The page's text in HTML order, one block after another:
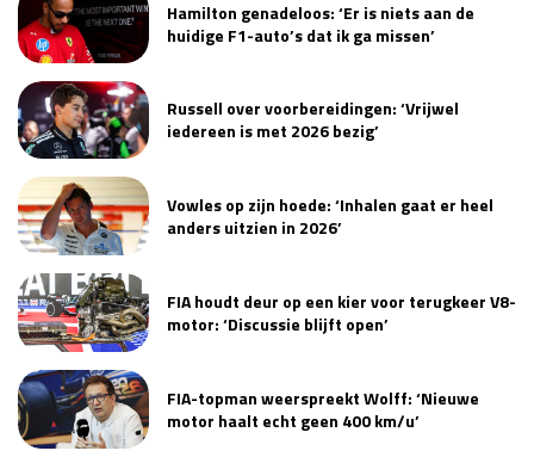
Kwalificatie
Race
LAS VEGAS GRAND PRIX 2026 20 - 22 nov
Kwalificatie
za 05:00 - 06:00
Race
GP QATAR 2026
Kwalificatie
GP ABU DHABI 2026 04 - 06 dec
Kwalificatie
Race
Hamilton genadeloos: ‘Er is niets aan de
huidige F1-auto’s dat ik ga missen’
Russell over voorbereidingen: ‘Vrijwel
iedereen is met 2026 bezig’
Vowles op zijn hoede: ‘Inhalen gaat er heel
anders uitzien in 2026’
FIA houdt deur op een kier voor terugkeer V8-
motor: ‘Discussie blijft open’
FIA-topman weerspreekt Wolff: ‘Nieuwe
motor haalt echt geen 400 km/u’